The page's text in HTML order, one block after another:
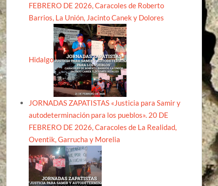
FEBRERO DE 2026, Caracoles de Roberto
Barrios, La Unión, Jacinto Canek y Dolores
Hidalgo
JORNADAS ZAPATISTAS «Justicia para Samir y
autodeterminación para los pueblos». 20 DE
FEBRERO DE 2026, Caracoles de La Realidad,
Oventik, Garrucha y Morelia